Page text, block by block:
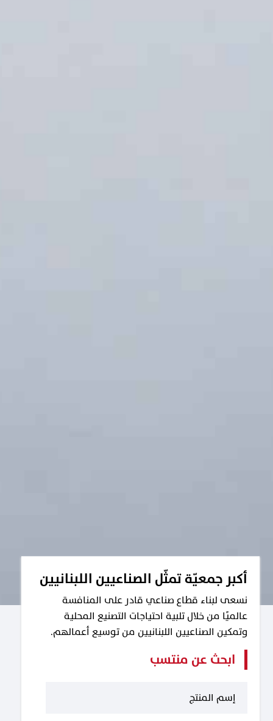
أكبر جمعيّة تمثّل الصناعيين اللبنانيين
نسعى لبناء قطاع صناعي قادر على المنافسة
عالميًا من خلال تلبية احتياجات التصنيع المحلية
وتمكين الصناعيين اللبنانيين من توسيع أعمالهم.
ابحث عن منتسب